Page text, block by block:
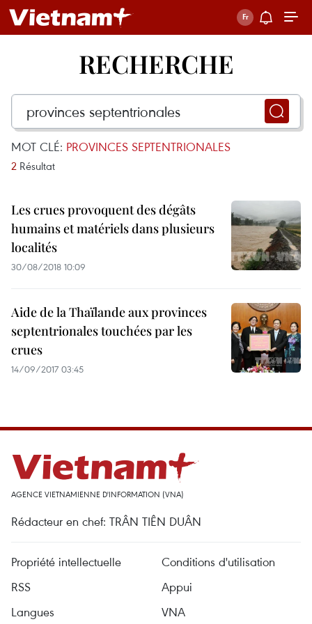
RECHERCHE
MOT CLÉ: PROVINCES SEPTENTRIONALES
2 Résultat
Les crues provoquent des dégâts
humains et matériels dans plusieurs
localités
30/08/2018 10:09
Aide de la Thaïlande aux provinces
septentrionales touchées par les
crues
14/09/2017 03:45
AGENCE VIETNAMIENNE D'INFORMATION (VNA)
Rédacteur en chef: TRÂN TIÊN DUÂN
Propriété intellectuelle
Conditions d'utilisation
RSS
Appui
Langues
VNA